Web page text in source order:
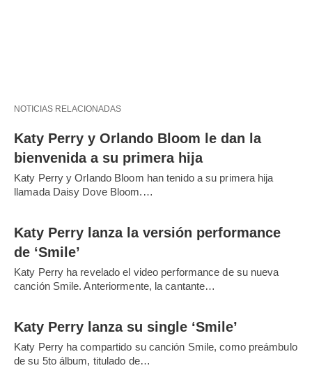
NOTICIAS RELACIONADAS
Katy Perry y Orlando Bloom le dan la
bienvenida a su primera hija
Katy Perry y Orlando Bloom han tenido a su primera hija
llamada Daisy Dove Bloom.…
Katy Perry lanza la versión performance
de ‘Smile’
Katy Perry ha revelado el video performance de su nueva
canción Smile. Anteriormente, la cantante…
Katy Perry lanza su single ‘Smile’
Katy Perry ha compartido su canción Smile, como preámbulo
de su 5to álbum, titulado de…